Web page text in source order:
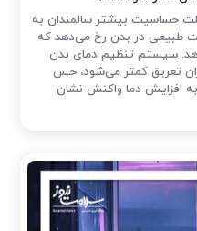
حساسیت بیشتر سالمندان به
طبیعی در بدن رخ می‌دهد که
سیستم تنظیم دمای بدن
تعریق کمتر می‌شود، حس
افزایش دما واکنش نشان